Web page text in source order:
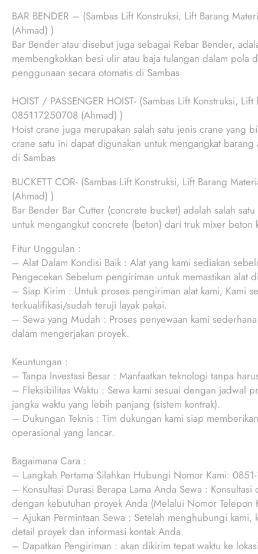
BAR BENDER – (Sambas Lift Konstruksi, Lift Barang
(Ahmad) )
Bar Bender atau disebut juga sebagai Rebar Bender,
membengkokkan besi ulir atau baja tulangan dalam pola
penggunaan secara otomatis di Sambas
HOIST / PASSENGER HOIST- (Sambas Lift Konstruksi,
085117250708 (Ahmad) )
Hoist crane juga merupakan salah satu jenis crane yang
crane satu ini dapat digunakan untuk mengangkat
di Sambas
BUCKETT COR- (Sambas Lift Konstruksi, Lift Barang
(Ahmad) )
Bar Bender Bar Cutter (concrete bucket) adalah salah
untuk mengangkut concrete (beton) dari truk mixer beton
Fitur Unggulan :
– Alat Dalam Kondisi Baik : Alat yang kami sediakan
Pengecekan Sebelum pengiriman untuk memastikan alat
– Siap Kirim : Untuk proses pengiriman alat kami, Kami
terkualifikasi/sudah teruji layak pakai.
– Sewa yang Mudah : Proses penyewaan kami
dalam mengerjakan proyek.
Keuntungan :
– Tanpa Investasi Besar : Manfaatkan teknologi tanpa
– Fleksibilitas Waktu : Sewa kami sesuai dengan jadwal
jangka waktu yang lebih panjang (sistem kontrak).
– Dukungan Teknis : Tim dukungan kami siap
operasional yang lancar.
Bagaimana Cara :
– Langkah Pertama Silahkan Hubungi Nomor Kami:
– Konsultasi Durasi Berapa Lama Anda Sewa :
dengan kebutuhan proyek Anda (Melalui Nomor Telepon
– Ajukan Permintaan Sewa : Setelah menghubungi
detail proyek dan informasi kontak Anda.
– Dapatkan Pengiriman : akan dikirim tepat waktu ke